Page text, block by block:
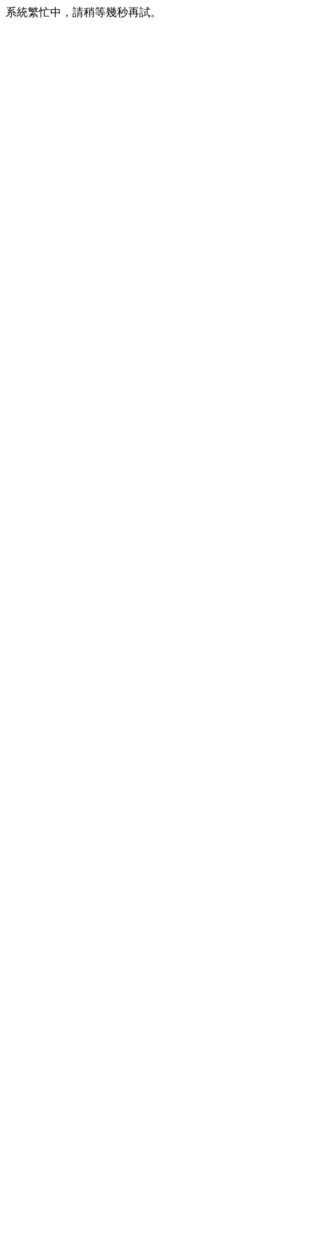
系統繁忙中，請稍等幾秒再試。